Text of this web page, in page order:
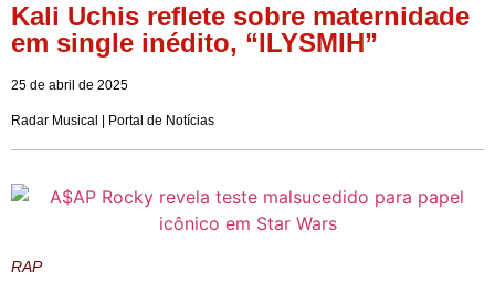
Kali Uchis reflete sobre maternidade
em single inédito, “ILYSMIH”
25 de abril de 2025
Radar Musical | Portal de Notícias
RAP